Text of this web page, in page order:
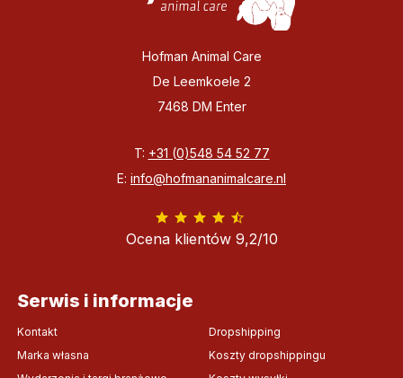
Hofman Animal Care
De Leemkoele 2
7468 DM Enter
T: +31 (0)548 54 52 77
E: info@hofmananimalcare.nl
Ocena klientów 9,2/10
Serwis i informacje
Kontakt
Marka własna
Dropshipping
Koszty dropshippingu